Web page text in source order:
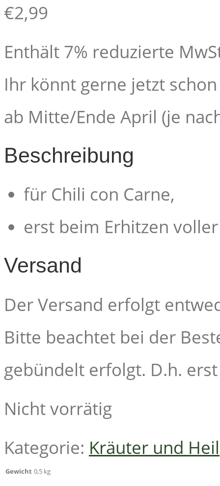
€2,99
Enthält 7% reduzierte
Ihr könnt gerne jetzt
ab Mitte/Ende April (je
Beschreibung
für Chili con Carne,
erst beim Erhitzen
Versand
Der Versand erfolgt
Bitte beachtet bei der
gebündelt erfolgt. D.h.
Nicht vorrätig
Kategorie: Kräuter und
Gewicht 0,5 kg